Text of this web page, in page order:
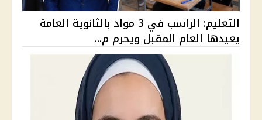
التعليم: الراسب في 3 مواد بالثانوية العامة
يعيدها العام المقبل ويحرم م...